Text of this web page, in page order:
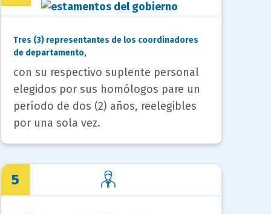
Tres (3) representantes de los coordinadores
de departamento,
con su respectivo suplente personal
elegidos por sus homólogos pare un
período de dos (2) años, reelegibles
por una sola vez.
5